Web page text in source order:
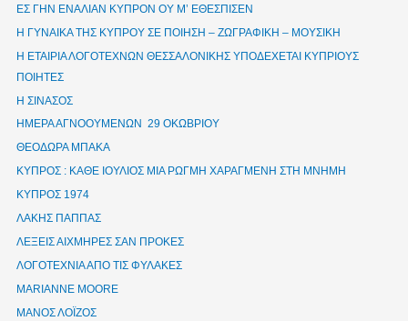
ΕΣ ΓΗΝ ΕΝΑΛΙΑΝ ΚΥΠΡΟΝ ΟΥ Μ’ ΕΘΕΣΠΙΣΕΝ
Η ΓΥΝΑΙΚΑ ΤΗΣ ΚΥΠΡΟΥ ΣΕ ΠΟΙΗΣΗ – ΖΩΓΡΑΦΙΚΗ – ΜΟΥΣΙΚΗ
Η ΕΤΑΙΡΙΑ ΛΟΓΟΤΕΧΝΩΝ ΘΕΣΣΑΛΟΝΙΚΗΣ ΥΠΟΔΕΧΕΤΑΙ ΚΥΠΡΙΟΥΣ
ΠΟΙΗΤΕΣ
Η ΣΙΝΑΣΟΣ
ΗΜΕΡΑ ΑΓΝΟΟΥΜΕΝΩΝ 29 ΟΚΩΒΡΙΟΥ
ΘΕΟΔΩΡΑ ΜΠΑΚΑ
ΚΥΠΡΟΣ : ΚΑΘΕ ΙΟΥΛΙΟΣ ΜΙΑ ΡΩΓΜΗ ΧΑΡΑΓΜΕΝΗ ΣΤΗ ΜΝΗΜΗ
ΚΥΠΡΟΣ 1974
ΛΑΚΗΣ ΠΑΠΠΑΣ
ΛΕΞΕΙΣ ΑΙΧΜΗΡΕΣ ΣΑΝ ΠΡΟΚΕΣ
ΛΟΓΟΤΕΧΝΙΑ ΑΠΟ ΤΙΣ ΦΥΛΑΚΕΣ
ΜΑRIANNE MOORE
ΜΑΝΟΣ ΛΟΪΖΟΣ